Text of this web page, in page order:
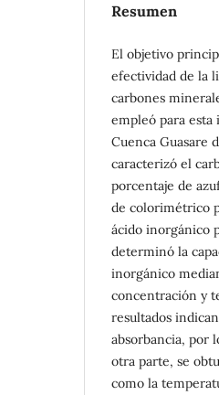
Resumen
El objetivo
efectividad de la
carbones
empleó para
Cuenca Guasare
caracterizó el
porcentaje de
de colorimétrico
ácido inorgánico
determinó la
inorgánico
concentración y
resultados
absorbancia, por
otra parte, se
como la